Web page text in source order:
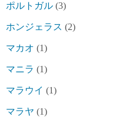
ポルトガル (3)
ホンジェラス (2)
マカオ (1)
マニラ (1)
マラウイ (1)
マラヤ (1)